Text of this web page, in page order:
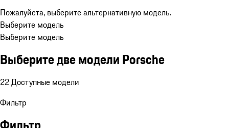
Пожалуйста, выберите альтернативную модель.
Выберите модель
Выберите модель
Выберите две модели Porsche
22 Доступные модели
Фильтр